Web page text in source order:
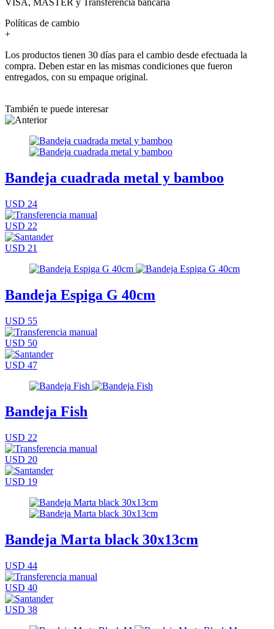
Políticas de cambio
+
Los productos tienen 30 días para el cambio desde efectuada la
compra. Deben estar en las mismas condiciones que fueron
entregados, con su empaque original.
También te puede interesar
Bandeja cuadrada metal y bamboo
USD 24
USD 22
USD 21
Bandeja Espiga G 40cm
USD 55
USD 50
USD 47
Bandeja Fish
USD 22
USD 20
USD 19
Bandeja Marta black 30x13cm
USD 44
USD 40
USD 38